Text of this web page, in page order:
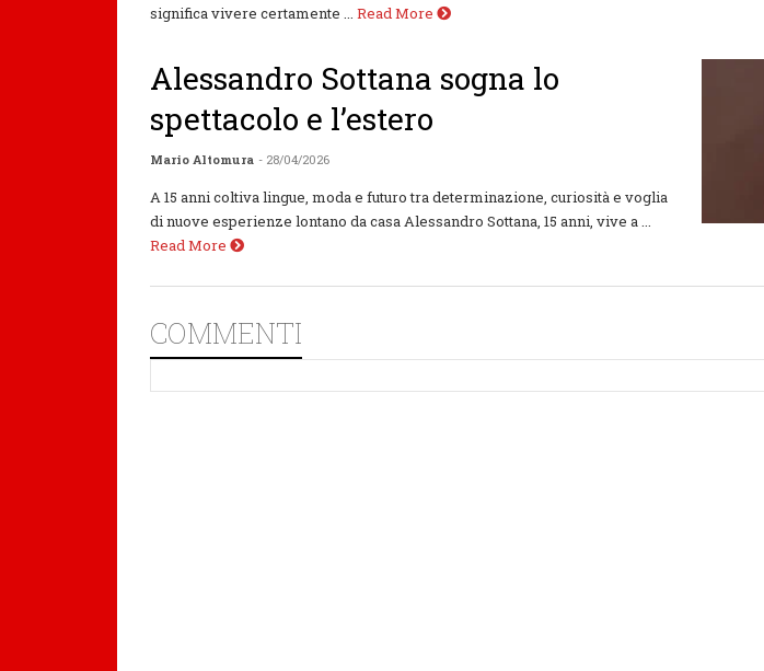
significa vivere certamente ...
Read More
Alessandro Sottana sogna lo
spettacolo e l’estero
Mario Altomura - 28/04/2026
A 15 anni coltiva lingue, moda e futuro tra determinazione, curiosità e voglia
di nuove esperienze lontano da casa Alessandro Sottana, 15 anni, vive a ...
Read More
COMMENTI